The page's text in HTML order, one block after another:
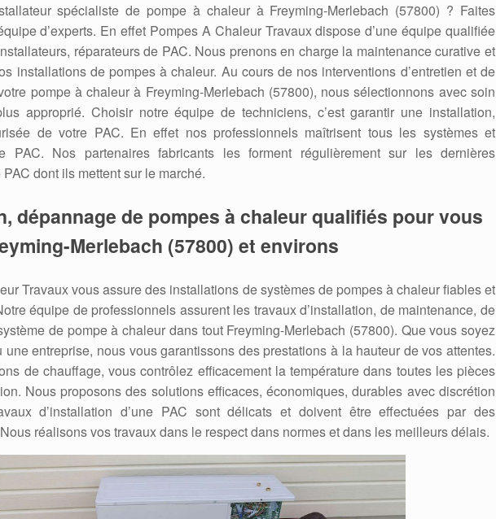
spécialiste de pompe à chaleur à Freyming-Merlebach (57800) ? Faites
d’experts. En effet Pompes A Chaleur Travaux dispose d’une équipe qualifiée
réparateurs de PAC. Nous prenons en charge la maintenance curative et
installations de pompes à chaleur. Au cours de nos interventions d’entretien et de
pompe à chaleur à Freyming-Merlebach (57800), nous sélectionnons avec soin
approprié. Choisir notre équipe de techniciens, c’est garantir une installation,
de votre PAC. En effet nos professionnels maîtrisent tous les systèmes et
PAC. Nos partenaires fabricants les forment régulièrement sur les dernières
dont ils mettent sur le marché.
dépannage de pompes à chaleur qualifiés pour vous
Merlebach (57800) et environs
Travaux vous assure des installations de systèmes de pompes à chaleur fiables et
équipe de professionnels assurent les travaux d’installation, de maintenance, de
de pompe à chaleur dans tout Freyming-Merlebach (57800). Que vous soyez
une entreprise, nous vous garantissons des prestations à la hauteur de vos attentes.
de chauffage, vous contrôlez efficacement la température dans toutes les pièces
Nous proposons des solutions efficaces, économiques, durables avec discrétion
d’installation d’une PAC sont délicats et doivent être effectuées par des
réalisons vos travaux dans le respect dans normes et dans les meilleurs délais.